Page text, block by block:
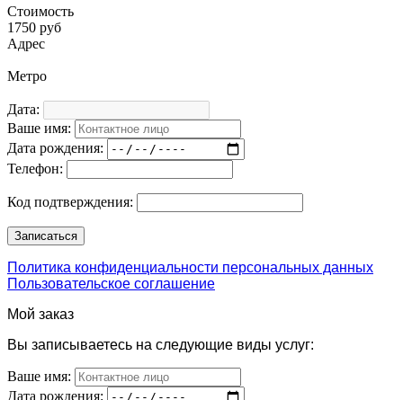
Стоимость
1750 руб
Адрес
Метро
Дата:
Ваше имя:
Дата рождения:
Телефон:
Код подтверждения:
Политика конфиденциальности персональных данных
Пользовательское соглашение
Мой заказ
Вы записываетесь на следующие виды услуг:
Ваше имя:
Дата рождения: